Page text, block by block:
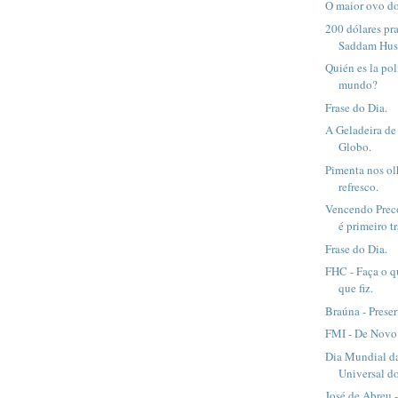
O maior ovo
200 dólares
Saddam
Quién es la
mundo?
Frase do Dia.
A Geladeira
Globo.
Pimenta nos
refresco.
Vencendo
é primeiro
Frase do Dia.
FHC - Faça o
que fiz.
Braúna -
FMI - De
Dia Mundial
Universal